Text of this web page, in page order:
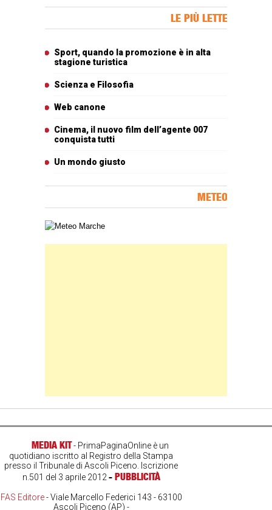
LE PIÙ LETTE
Sport, quando la promozione è in alta
stagione turistica
Scienza e Filosofia
Web canone
Cinema, il nuovo film dell’agente 007
conquista tutti
Un mondo giusto
METEO
Carta meteorologica delle Marche
MEDIA KIT- PrimaPaginaOnline è un
quotidiano iscritto al Registro della Stampa
presso il Tribunale di Ascoli Piceno. Iscrizione
n.501 del 3 aprile 2012- PUBBLICITÀ
FAS Editore- Viale Marcello Federici 143 - 63100
Ascoli Piceno (AP) -